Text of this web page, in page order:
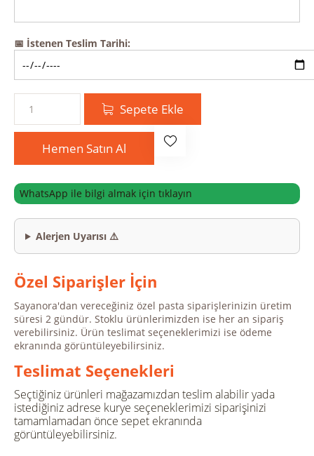
📅 İstenen Teslim Tarihi:
Sepete Ekle
Hemen Satın Al
WhatsApp ile bilgi almak için tıklayın
Alerjen Uyarısı ⚠️
Özel Siparişler İçin
Sayanora'dan vereceğiniz özel pasta siparişlerinizin üretim
süresi 2 gündür. Stoklu ürünlerimizden ise her an sipariş
verebilirsiniz. Ürün teslimat seçeneklerimizi ise ödeme
ekranında görüntüleyebilirsiniz.
Teslimat Seçenekleri
Seçtiğiniz ürünleri mağazamızdan teslim alabilir yada
istediğiniz adrese kurye seçeneklerimizi siparişinizi
tamamlamadan önce sepet ekranında
görüntüleyebilirsiniz.